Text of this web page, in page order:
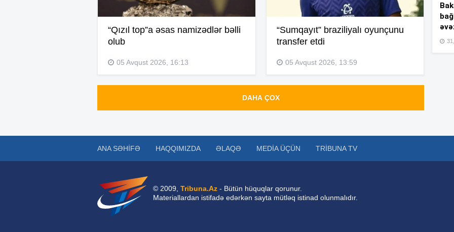
“Qızıl top”a əsas namizədlər bəlli
olub
05 Avqust 2026, 16:13
“Sumqayıt” braziliyalı oyunçunu
transfer etdi
05 Avqust 2026, 13:59
DAHA ÇOX
ANA SƏHIFƏ HAQQIMIZDA ƏLAQƏ MEDIA ÜÇÜN TRIBUNA TV
© 2009, Tribuna.Az - Bütün hüquqlar qorunur.
Materiallardan istifadə edərkən sayta mütləq istinad olunmalıdır.